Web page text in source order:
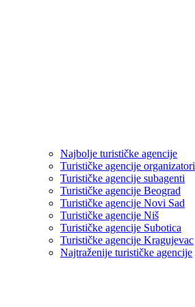
Najbolje turističke agencije
Turističke agencije organizatori
Turističke agencije subagenti
Turističke agencije Beograd
Turističke agencije Novi Sad
Turističke agencije Niš
Turističke agencije Subotica
Turističke agencije Kragujevac
Najtraženije turističke agencije